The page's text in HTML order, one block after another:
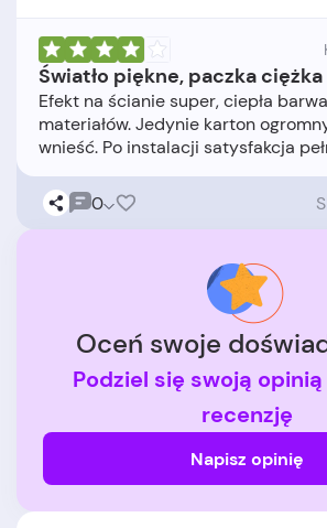
Światło piękne, paczka ciężka
Efekt na ścianie super, ciepła
materiałów. Jedynie karton
0
Oceń swoje
Podziel się swoją
recenzję
Napisz opinię